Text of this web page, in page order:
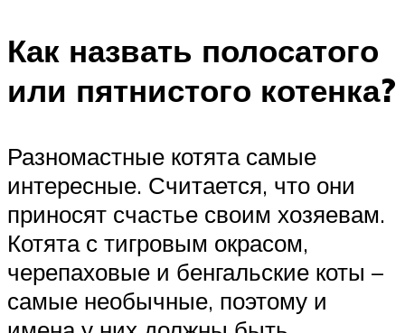
Как назвать полосатого
или пятнистого котенка?
Разномастные котята самые
интересные. Считается, что они
приносят счастье своим хозяевам.
Котята с тигровым окрасом,
черепаховые и бенгальские коты –
самые необычные, поэтому и